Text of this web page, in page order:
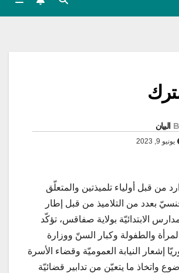
البيان
يونيو 9, 2023
من قبل أولياء تلميذتين والمتعلّق
بعدد من التلاميذ من قبل إطار
الابتدائيّة بولاية صفاقس، تؤكّد
والطفولة وكبار السنّ ووزارة
إشعار النيابة العموميّة وقضاء الأسرة
واتخاذ ما يتعيّن من تدابير قضائيّة